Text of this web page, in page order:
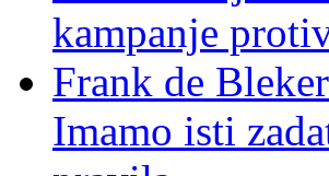
kampanje
Frank de
Imamo isti